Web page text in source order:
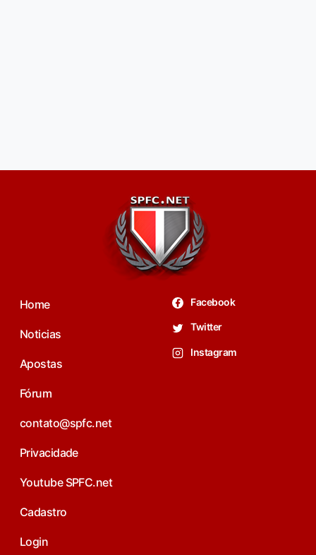
Home
Noticias
Apostas
Fórum
contato@spfc.net
Privacidade
Youtube SPFC.net
Cadastro
Login
Facebook
Twitter
Instagram